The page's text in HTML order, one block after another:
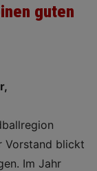
guten
Vorstand blickt
Im Jahr